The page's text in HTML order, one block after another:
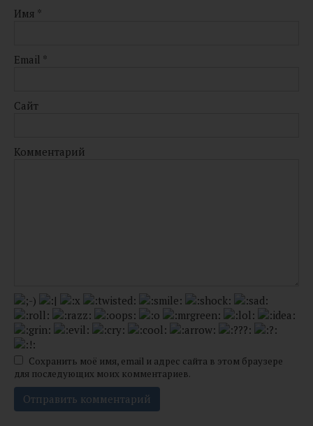
Имя *
Email *
Сайт
Комментарий
Сохранить моё имя, email и адрес сайта в этом браузере
для последующих моих комментариев.